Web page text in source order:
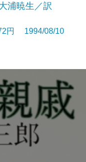
浦暁生／訳
円 1994/08/10